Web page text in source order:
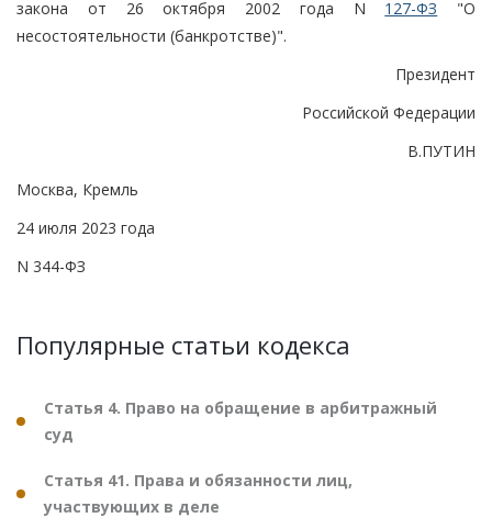
закона от 26 октября 2002 года N 127-ФЗ "О
несостоятельности (банкротстве)".
Президент
Российской Федерации
В.ПУТИН
Москва, Кремль
24 июля 2023 года
N 344-ФЗ
Популярные статьи кодекса
Статья 4. Право на обращение в арбитражный
суд
Статья 41. Права и обязанности лиц,
участвующих в деле